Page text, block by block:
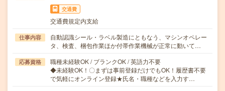
交通費
交通費規定内支給
仕事内容
自動認識シール・ラベル製造にともなう、マシンオペレー
タ、検査、梱包作業ほか付帯作業機械が正常に動いて…
応募資格
職種未経験OK / ブランクOK / 英語力不要
◆未経験OK！〇まずは事前登録だけでもOK！履歴書不要
で気軽にオンライン登録★氏名・職種などを入力す…